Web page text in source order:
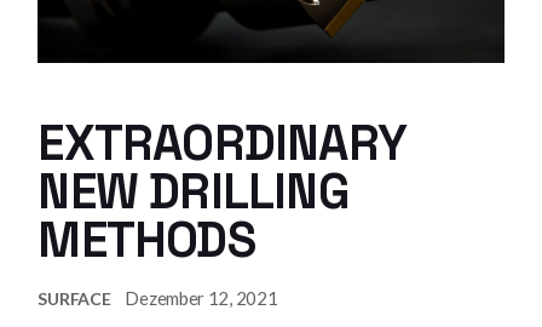
EXTRAORDINARY
NEW DRILLING
METHODS
SURFACE Dezember 12, 2021